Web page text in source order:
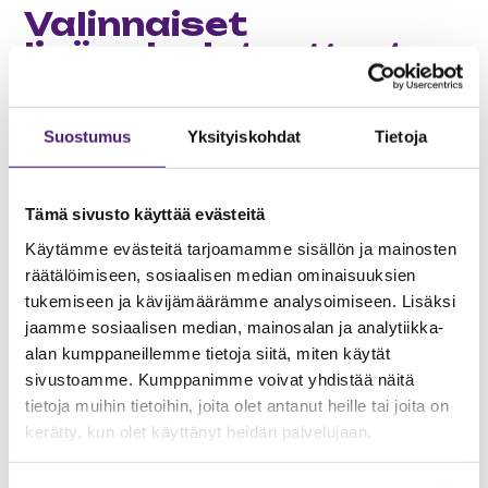
Suostumus Yksityiskohdat Tietoja
Tämä sivusto käyttää evästeitä
Käytämme evästeitä tarjoamamme sisällön ja mainosten
räätälöimiseen, sosiaalisen median ominaisuuksien
tukemiseen ja kävijämäärämme analysoimiseen. Lisäksi
jaamme sosiaalisen median, mainosalan ja analytiikka-
alan kumppaneillemme tietoja siitä, miten käytät
sivustoamme. Kumppanimme voivat yhdistää näitä
tietoja muihin tietoihin, joita olet antanut heille tai joita on
kerätty, kun olet käyttänyt heidän palvelujaan.
Valinnaiset
lisäpalvelutuotteet
Lastenhoitosetti
25.00 €
25.5 %
Matkasänky, syöttötuoli, potta ja amme. Vuokrataan
erillistä korvausta vastaan vuokramökkeihin,
varattava vähintään 2 päivää aikaisemmin.
Matkasänky ei sisällä liinavaatteita eikä lasten
peittoa/tyynyä. Sängyssä on sängyn oma ohut
patja/ pohja. Koko setti on vuokrattava kerralla.